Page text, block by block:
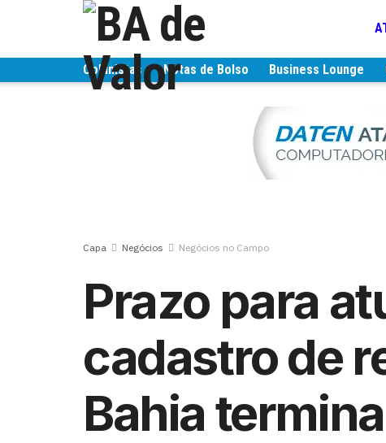
Colunistas Notas de Bolso Business Lounge
Capa Negócios Negócios no Campo
Prazo para
cadastro de
Bahia